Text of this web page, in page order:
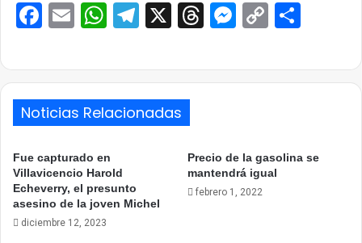
Facebook
EmailWhatsApp
Telegram
X ThreadsCopy
Noticias Relacionadas
Fue capturado en
Villavicencio Harold
Echeverry, el presunto
asesino de la joven Michel
diciembre 12, 2023
Precio de la gasolina se
mantendrá igual
febrero 1, 2022